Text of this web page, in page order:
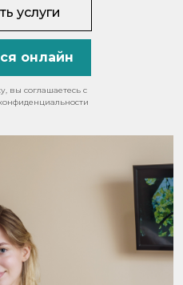
онлайн
услуги
вы соглашаетесь с